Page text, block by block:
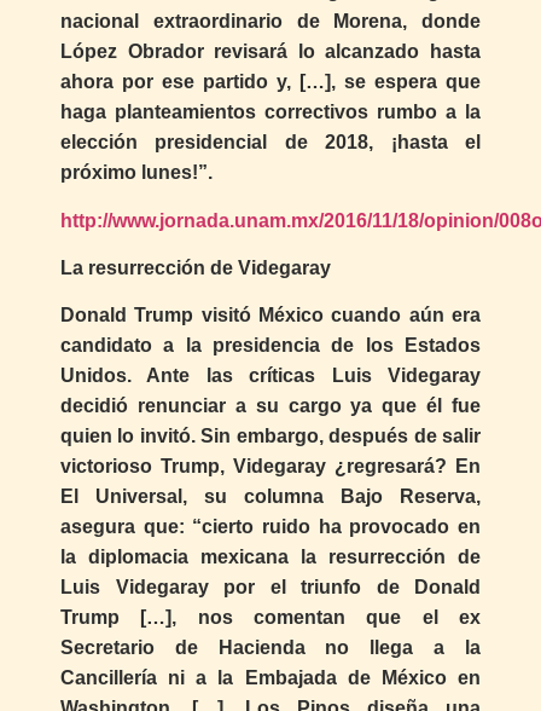
nacional extraordinario de Morena, donde
López Obrador revisará lo alcanzado hasta
ahora por ese partido y, […], se espera que
haga planteamientos correctivos rumbo a la
elección presidencial de 2018, ¡hasta el
próximo lunes!”.
http://www.jornada.unam.mx/2016/11/18/opinion/
La resurrección de Videgaray
Donald Trump visitó México cuando aún era
candidato a la presidencia de los Estados
Unidos. Ante las críticas Luis Videgaray
decidió renunciar a su cargo ya que él fue
quien lo invitó. Sin embargo, después de salir
victorioso Trump, Videgaray ¿regresará? En
El Universal, su columna Bajo Reserva,
asegura que: “cierto ruido ha provocado en
la diplomacia mexicana la resurrección de
Luis Videgaray por el triunfo de Donald
Trump […], nos comentan que el ex
Secretario de Hacienda no llega a la
Cancillería ni a la Embajada de México en